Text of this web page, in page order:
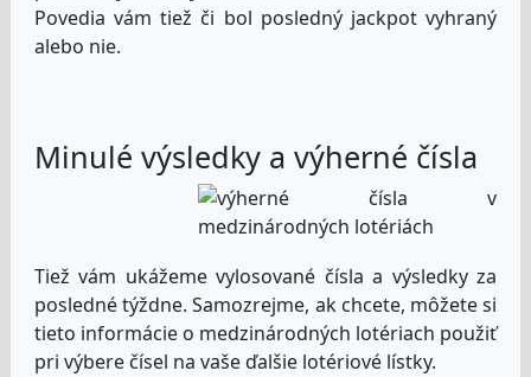
Povedia vám tiež či bol posledný jackpot vyhraný
alebo nie.
Minulé výsledky a výherné čísla
Tiež vám ukážeme vylosované čísla a výsledky za
posledné týždne. Samozrejme, ak chcete, môžete si
tieto informácie o medzinárodných lotériach použiť
pri výbere čísel na vaše ďalšie lotériové lístky.